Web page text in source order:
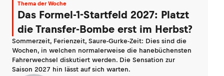
Thema der Woche
Das Formel-1-Startfeld 2027: Platzt
die Transfer-Bombe erst im Herbst?
Sommerzeit, Ferienzeit, Saure-Gurke-Zeit: Dies sind die
Wochen, in welchen normalerweise die hanebüchensten
Fahrerwechsel diskutiert werden. Die Sensation zur
Saison 2027 hin lässt auf sich warten.